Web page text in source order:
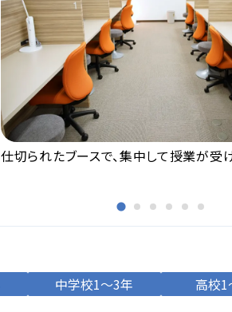
仕切られたブースで、集中して授業が受
中学校1～3年 高校1